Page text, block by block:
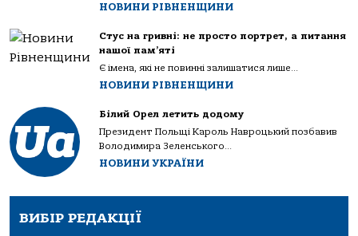
НОВИНИ РІВНЕНЩИНИ
Стус на гривні: не просто портрет, а питання
нашої пам’яті
Є імена, які не повинні залишатися лише...
НОВИНИ РІВНЕНЩИНИ
Білий Орел летить додому
Президент Польщі Кароль Навроцький позбавив
Володимира Зеленського...
НОВИНИ УКРАЇНИ
ВИБІР РЕДАКЦІЇ